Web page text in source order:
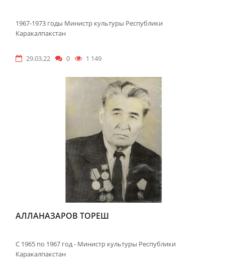
1967-1973 годы Министр культуры Республики
Каракалпакстан
29.03.22 0 1 149
АЛЛАНАЗАРОВ ТОРЕШ
С 1965 по 1967 год - Министр культуры Республики
Каракалпакстан